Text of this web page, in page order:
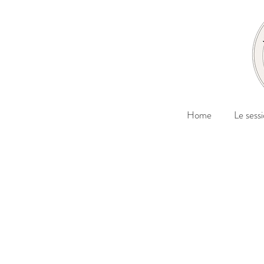
Home Le